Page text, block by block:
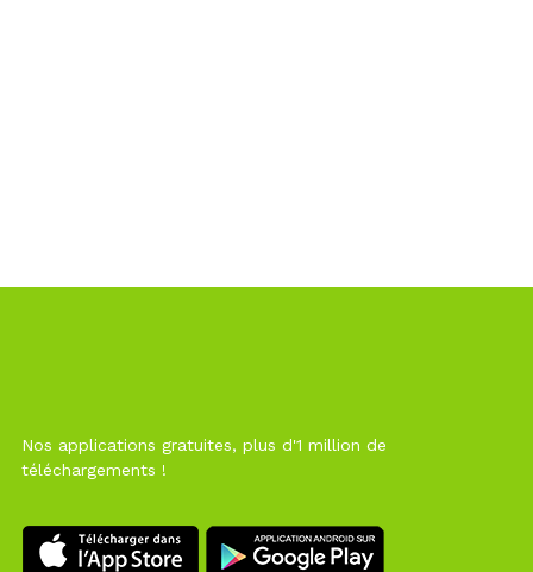
Nos applications gratuites, plus d'1 million de
téléchargements !